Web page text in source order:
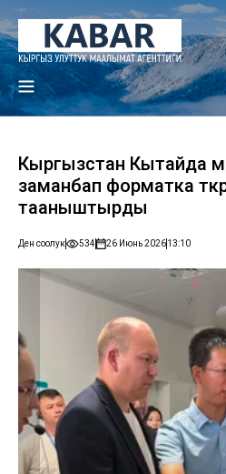
Кыргызстан Кытайда
заманбап форматка
тааныштырды
Ден соолук 534 26 Июнь 202613:10